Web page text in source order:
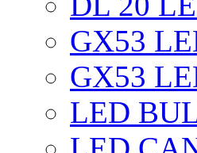
GX53
GX53
LED